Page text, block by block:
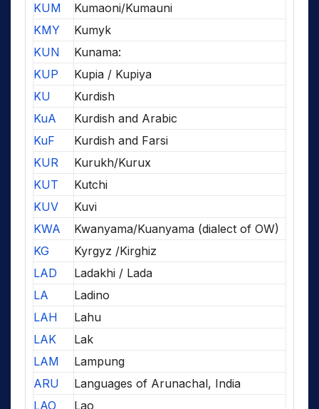
KUM
Kumaoni/Kumauni
KMY
Kumyk
KUN
Kunama:
KUP
Kupia / Kupiya
KU
Kurdish
KuA
Kurdish and Arabic
KuF
Kurdish and Farsi
KUR
Kurukh/Kurux
KUT
Kutchi
KUV
Kuvi
KWA
Kwanyama/Kuanyama (dialect of OW)
KG
Kyrgyz /Kirghiz
LAD
Ladakhi / Lada
LA
Ladino
LAH
Lahu
LAK
Lak
LAM
Lampung
ARU
Languages of Arunachal, India
LAO
Lao